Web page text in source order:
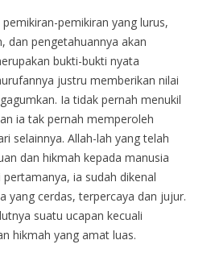
pemikiran yang lurus,
dan pengetahuannya akan
bukti-bukti nyata
justru memberikan nilai
Ia tidak pernah menukil
ia tak pernah memperoleh
selainnya. Allah-lah yang telah
dan hikmah kepada manusia
ia sudah dikenal
yang cerdas, terpercaya dan jujur.
suatu ucapan kecuali
hikmah yang amat luas.